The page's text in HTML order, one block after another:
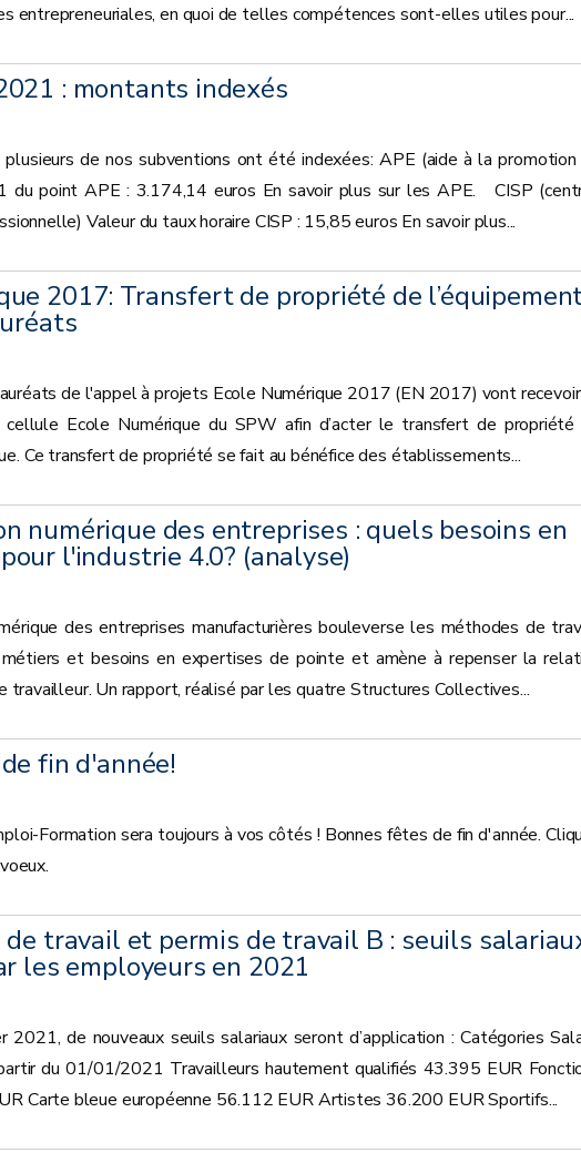
entrepreneuriales, en quoi de telles compétences sont-elles utiles pour...
: montants indexés
plusieurs de nos subventions ont été indexées: APE (aide à la promotion
du point APE : 3.174,14 euros En savoir plus sur les APE. CISP
Valeur du taux horaire CISP : 15,85 euros En savoir plus...
2017: Transfert de propriété de
de l'appel à projets Ecole Numérique 2017 (EN 2017) vont
Ecole Numérique du SPW afin d’acter le transfert de propriété
Ce transfert de propriété se fait au bénéfice des établissements...
numérique des entreprises : quels besoins en
l'industrie 4.0? (analyse)
des entreprises manufacturières bouleverse les méthodes de
et besoins en expertises de pointe et amène à repenser la
travailleur. Un rapport, réalisé par les quatre Structures Collectives...
fin d'année!
Formation sera toujours à vos côtés ! Bonnes fêtes de fin d'année.
travail et permis de travail B : seuils
les employeurs en 2021
2021, de nouveaux seuils salariaux seront d’application : Catégories
du 01/01/2021 Travailleurs hautement qualifiés 43.395 EUR
Carte bleue européenne 56.112 EUR Artistes 36.200 EUR Sportifs...